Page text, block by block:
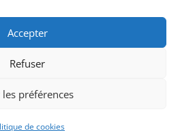
Accepter
Refuser
préférences
de cookies
Akinai Switzerland